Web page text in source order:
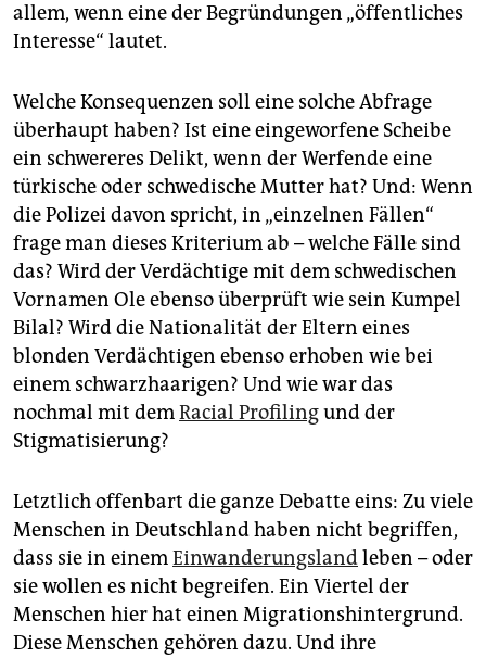
allem, wenn eine der Begründungen „öffentliches
Interesse“ lautet.
Welche Konsequenzen soll eine solche Abfrage
überhaupt haben? Ist eine eingeworfene Scheibe
ein schwereres Delikt, wenn der Werfende eine
türkische oder schwedische Mutter hat? Und: Wenn
die Polizei davon spricht, in „einzelnen Fällen“
frage man dieses Kriterium ab – welche Fälle sind
das? Wird der Verdächtige mit dem schwedischen
Vornamen Ole ebenso überprüft wie sein Kumpel
Bilal? Wird die Nationalität der Eltern eines
blonden Verdächtigen ebenso erhoben wie bei
einem schwarzhaarigen? Und wie war das
nochmal mit demRacial Profilingund der
Stigmatisierung?
Letztlich offenbart die ganze Debatte eins: Zu viele
Menschen in Deutschland haben nicht begriffen,
dass sie in einemEinwanderungslandleben – oder
sie wollen es nicht begreifen. Ein Viertel der
Menschen hier hat einen Migrationshintergrund.
Diese Menschen gehören dazu. Und ihre